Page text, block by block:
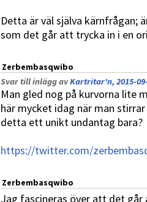
Detta är väl själva kärnfrågan;
som det går att trycka in i en
Zerbembasqwibo
Svar till inlägg avKartritar'n, 2015-
Man gled nog på kurvorna lite
här mycket idag när man
detta ett unikt undantag bara?
https://twitter.com/
Zerbembasqwibo
Jag fascineras över att det